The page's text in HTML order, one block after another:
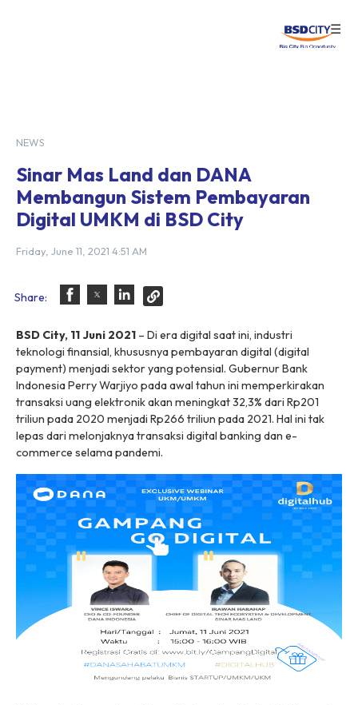
☰
NEWS
Sinar Mas Land dan DANA
Membangun Sistem Pembayaran
Digital UMKM di BSD City
Friday, June 11, 2021 4:51 AM
Share:
BSD City, 11 Juni 2021 – Di era digital saat ini, industri
teknologi finansial, khususnya pembayaran digital (digital
payment) menjadi sektor yang potensial. Gubernur Bank
Indonesia Perry Warjiyo pada awal tahun ini memperkirakan
transaksi uang elektronik akan meningkat 32,3% dari Rp201
triliun pada 2020 menjadi Rp266 triliun pada 2021. Hal ini tak
lepas dari melonjaknya transaksi digital banking dan e-
commerce selama pandemi.